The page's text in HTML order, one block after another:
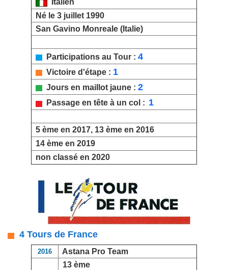
Italien
Né le 3 juillet 1990
San Gavino Monreale (Italie)
Participations au Tour : 4
Victoire d'étape : 1
Jours en maillot jaune : 2
Passage en tête à un col : 1
5 ème en 2017, 13 ème en 2016
14 ème en 2019
non classé en 2020
4 Tours de France
2016
Astana Pro Team
13 ème